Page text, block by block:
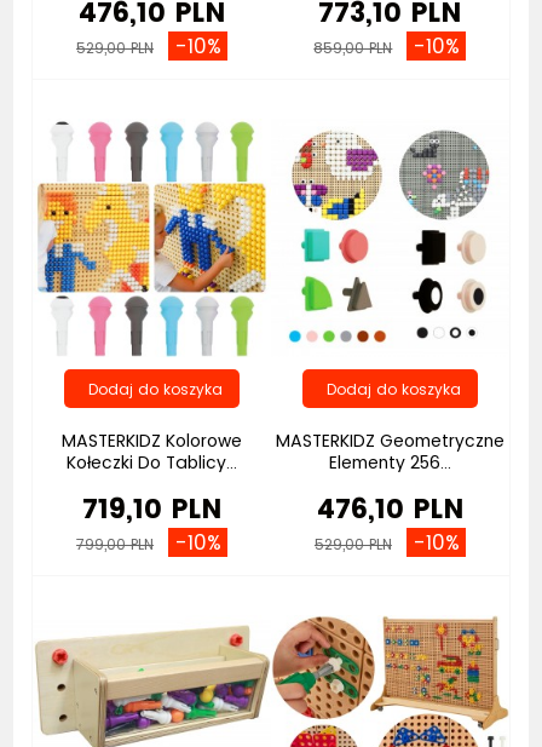
476,10 PLN
529,00 PLN -10%
773,10 PLN
859,00 PLN -10%
MASTERKIDZ Kolorowe
Kołeczki Do Tablicy...
719,10 PLN
799,00 PLN -10%
MASTERKIDZ Geometryczne
Elementy 256...
476,10 PLN
529,00 PLN -10%